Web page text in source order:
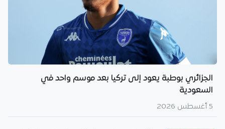
الجزائري بوطبة يعود إلى تركيا بعد موسم واحد في
السعودية
5 أغسطس 2026